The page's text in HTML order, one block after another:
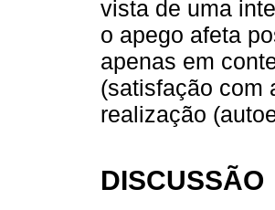
vista de uma
o apego afeta
apenas em
(satisfação com
realização
DISCUSSÃO